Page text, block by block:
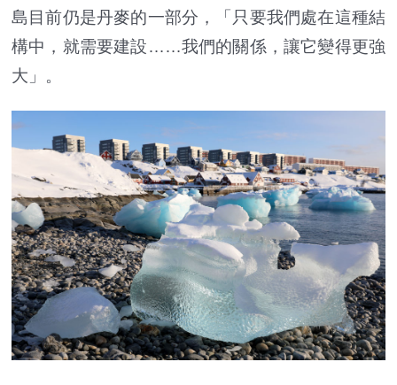
島目前仍是丹麥的一部分，「只要我們處在這種結
構中，就需要建設……我們的關係，讓它變得更強
大」。